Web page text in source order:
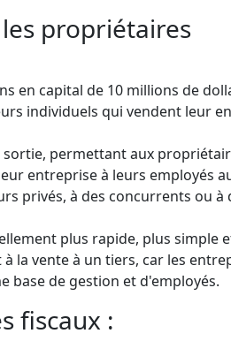
propriétaires
en capital de 10 millions de
individuels qui vendent leur
permettant aux
entreprise à leurs employés
privés, à des concurrents ou à
plus rapide, plus simple
la vente à un tiers, car les
base de gestion et d'employés.
fiscaux :